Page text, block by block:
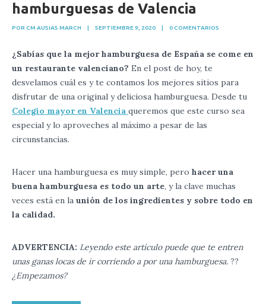
hamburguesas de Valencia
POR CM AUSIAS MARCH SEPTIEMBRE 9, 2020 0 COMENTARIOS
¿Sabías que la mejor hamburguesa de España se come en
un restaurante valenciano? En el post de hoy, te
desvelamos cuál es y te contamos los mejores sitios para
disfrutar de una original y deliciosa hamburguesa. Desde tu
Colegio mayor en Valencia queremos que este curso sea
especial y lo aproveches al máximo a pesar de las
circunstancias.
Hacer una hamburguesa es muy simple, pero hacer una
buena hamburguesa es todo un arte, y la clave muchas
veces está en la unión de los ingredientes y sobre todo en
la calidad.
ADVERTENCIA: Leyendo este artículo puede que te entren
unas ganas locas de ir corriendo a por una hamburguesa. ??
¿Empezamos?